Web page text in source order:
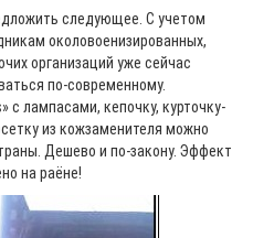
следующее. С учетом
околовоенизированных,
организаций уже сейчас
по-современному.
лампасами, кепочку, курточку-
из кожзаменителя можно
Дешево и по-закону. Эффект
на раёне!